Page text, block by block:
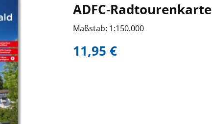
ADFC-Radtourenkarte
Maßstab: 1:150.000
11,95 €